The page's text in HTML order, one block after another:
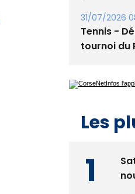
31/07/2026
Tennis -
tournoi du
Les